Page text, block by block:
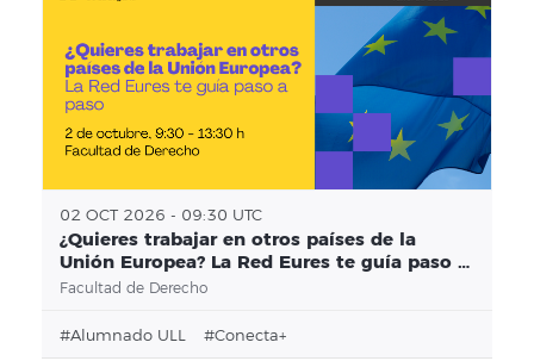
02 OCT 2026 - 09:30 UTC
¿Quieres trabajar en otros países de la
Unión Europea? La Red Eures te guía paso a
paso
Facultad de Derecho
#alumnado ULL #conecta+